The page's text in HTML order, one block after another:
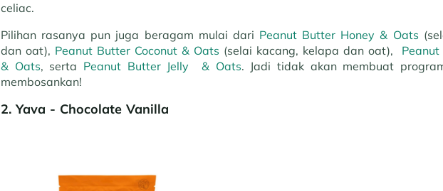
celiac.
Pilihan rasanya pun juga beragam mulai dari Peanut Butter Honey & Oats
dan oat), Peanut Butter Coconut & Oats (selai kacang, kelapa dan oat),
& Oats, serta Peanut Butter Jelly & Oats. Jadi tidak akan membuat
membosankan!
2.Yava - Chocolate Vanilla